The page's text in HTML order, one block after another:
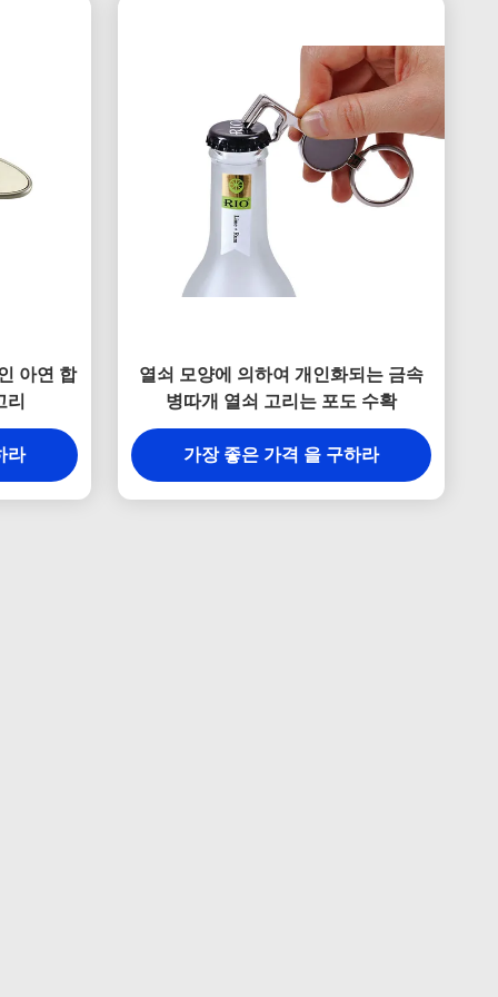
아연 합
리
라
열쇠 모양에 의하여 개인화되는 금속
병따개 열쇠 고리는 포도 수확
가장 좋은 가격 을 구하라